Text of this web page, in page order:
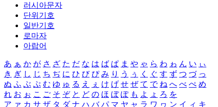
러시아문자
단위기호
일반기호
로마자
아랍어
あ ぁ か が さ ざ た だ な は ば ぱ ま や ゃ ら わ ゎ ん い ぃ
き ぎ し じ ち ぢ に ひ び ぴ み り う ぅ く ぐ す ず つ づ っ
ぬ ふ ぶ ぷ む ゆ ゅ る え ぇ け げ せ ぜ て で ね へ べ ぺ め
れ お ぉ こ ご そ ぞ と ど の ほ ぼ ぽ も よ ょ ろ を
ア ァ カ サ ザ タ ダ ナ ハ バ パ マ ヤ ャ ラ ワ ヮ ン イ ィ キ